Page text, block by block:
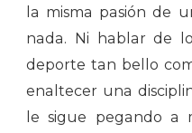
la misma pasión de
nada. Ni hablar de
deporte tan bello
enaltecer una
le sigue pegando a